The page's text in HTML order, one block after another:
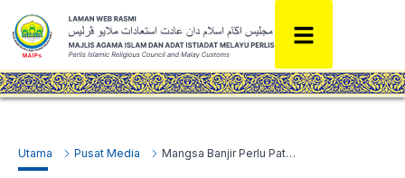
Utama Pusat Media Mangsa Banjir Perlu Patuh Arahan Pihak Berkuasa – Raja Muda Perlis